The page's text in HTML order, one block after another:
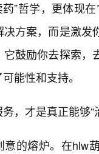
”哲学，更体现
方案，而是激
鼓励你去探索
能性和支持。
，才是真正能够
意的熔炉。在hlw